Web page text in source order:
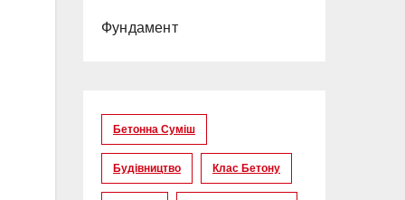
Фундамент
Бетонна Суміш
Будівництво Клас Бетону